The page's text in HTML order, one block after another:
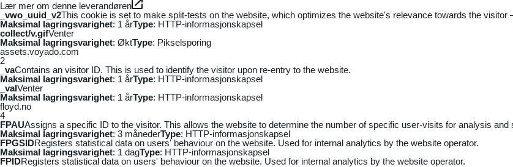
Lær mer om denne leverandøren
_vwo_uuid_v2This cookie is set to make split-tests on the website, which optimizes the website's relevance towards the
Maksimal lagringsvarighet: 1 årType: HTTP-informasjonskapsel
collect/v.gifVenter
Maksimal lagringsvarighet: ØktType: Pikselsporing
assets.voyado.com
2
_vaContains an visitor ID. This is used to identify the visitor upon re-entry to the website.
Maksimal lagringsvarighet: 1 årType: HTTP-informasjonskapsel
_vaIVenter
Maksimal lagringsvarighet: 1 årType: HTTP-informasjonskapsel
floyd.no
4
FPAUAssigns a specific ID to the visitor. This allows the website to determine the number of specific user-visits for analysis and
Maksimal lagringsvarighet: 3 månederType: HTTP-informasjonskapsel
FPGSIDRegisters statistical data on users' behaviour on the website. Used for internal analytics by the website operator.
Maksimal lagringsvarighet: 1 dagType: HTTP-informasjonskapsel
FPIDRegisters statistical data on users' behaviour on the website. Used for internal analytics by the website operator.